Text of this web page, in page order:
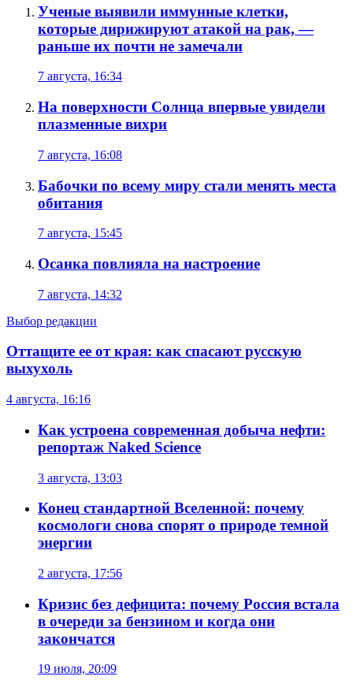
Ученые выявили иммунные клетки,
которые дирижируют атакой на рак, —
раньше их почти не замечали
7 августа, 16:34
На поверхности Солнца впервые увидели
плазменные вихри
7 августа, 16:08
Бабочки по всему миру стали менять места
обитания
7 августа, 15:45
Осанка повлияла на настроение
7 августа, 14:32
Выбор редакции
Оттащите ее от края: как спасают русскую
выхухоль
4 августа, 16:16
Как устроена современная добыча нефти:
репортаж Naked Science
3 августа, 13:03
Конец стандартной Вселенной: почему
космологи снова спорят о природе темной
энергии
2 августа, 17:56
Кризис без дефицита: почему Россия встала
в очереди за бензином и когда они
закончатся
19 июля, 20:09